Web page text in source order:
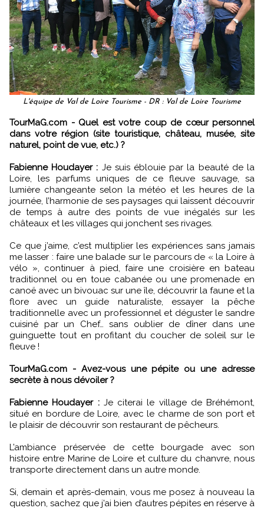
L'équipe de Val de Loire Tourisme - DR : Val de Loire Tourisme
TourMaG.com - Quel est votre coup de cœur personnel
dans votre région (site touristique, château, musée, site
naturel, point de vue, etc.) ?
Fabienne Houdayer : Je suis éblouie par la beauté de la
Loire, les parfums uniques de ce fleuve sauvage, sa
lumière changeante selon la météo et les heures de la
journée, l’harmonie de ses paysages qui laissent découvrir
de temps à autre des points de vue inégalés sur les
châteaux et les villages qui jonchent ses rivages.
Ce que j’aime, c’est multiplier les expériences sans jamais
me lasser : faire une balade sur le parcours de « la Loire à
vélo », continuer à pied, faire une croisière en bateau
traditionnel ou en toue cabanée ou une promenade en
canoë avec un bivouac sur une île, découvrir la faune et la
flore avec un guide naturaliste, essayer la pêche
traditionnelle avec un professionnel et déguster le sandre
cuisiné par un Chef… sans oublier de dîner dans une
guinguette tout en profitant du coucher de soleil sur le
fleuve !
TourMaG.com - Avez-vous une pépite ou une adresse
secrète à nous dévoiler ?
Fabienne Houdayer :Je citerai le village de Bréhémont,
situé en bordure de Loire, avec le charme de son port et
le plaisir de découvrir son restaurant de pêcheurs.
L’ambiance préservée de cette bourgade avec son
histoire entre Marine de Loire et culture du chanvre, nous
transporte directement dans un autre monde.
Si, demain et après-demain, vous me posez à nouveau la
question, sachez que j’ai bien d’autres pépites en réserve à